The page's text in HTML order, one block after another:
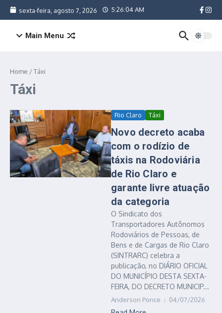
Ir para o conteúdo
sexta-feira, agosto 7, 2026 5:26:04 AM
Main Menu
Home /Táxi
Táxi
Rio Claro Táxi
Novo decreto acaba
com o rodízio de
táxis na Rodoviária
de Rio Claro e
garante livre atuação
da categoria
O Sindicato dos
Transportadores Autônomos
Rodoviários de Pessoas, de
Bens e de Cargas de Rio Claro
(SINTRARC) celebra a
publicação, no DIÁRIO OFICIAL
DO MUNICÍPIO DESTA SEXTA-
FEIRA, DO DECRETO MUNICIP...
Anderson Ponce 04/07/2026